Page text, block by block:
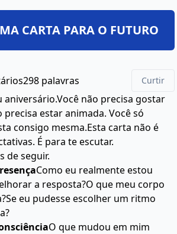
298 palavras Curtir
aniversário.Você não precisa gostar
precisa estar animada. Você só
consigo mesma.Esta carta não é
É para te escutar.
de seguir.
Como eu realmente estou
a resposta?O que meu corpo
eu pudesse escolher um ritmo
O que mudou em mim
CARTA PARA O FUTURO